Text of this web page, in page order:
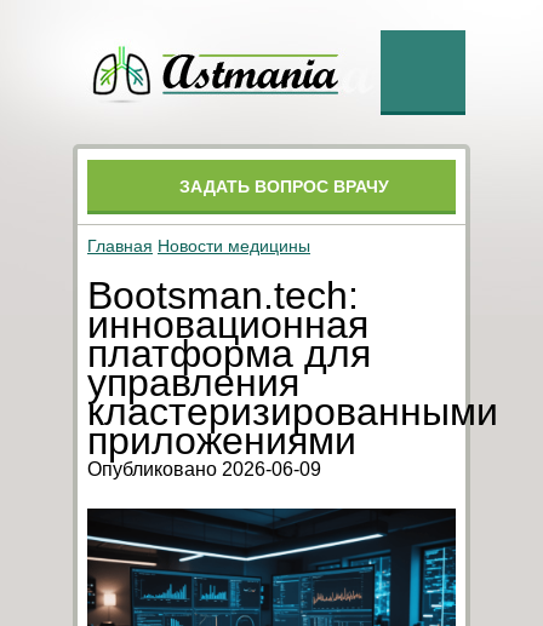
ЗАДАТЬ ВОПРОС ВРАЧУ
Главная Новости медицины
Bootsman.tech:
инновационная
платформа для
управления
кластеризированными
приложениями
Опубликовано 2026-06-09